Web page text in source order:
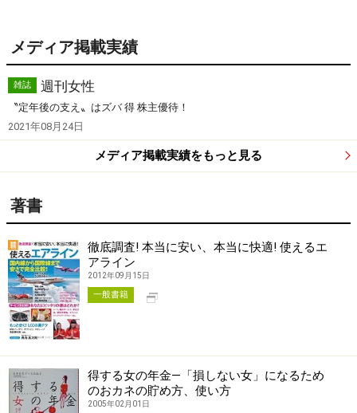
メディア掲載実績
雑誌 週刊女性
〝定年後の支え〟はズバ 得 株主優待！
2021年08月24日
メディア掲載実績をもっと見る
著書
徹底調査! 本当に安い、本当に快適! 使えるエ
アライン
2012年09月15日
一般書籍
得する女の年金―「損しない女」になるため
のおカネの貯め方、使い方
2005年02月01日